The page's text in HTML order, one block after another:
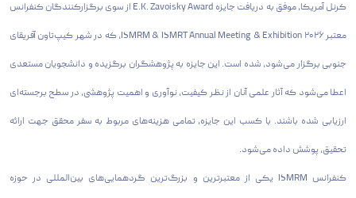
کرنل آمریکا، موفق به دریافت جایزه E.K. Zavoisky Award از سوی برگزارکنندگان کنفرانس
معتبر 2026 ISMRM & ISMRT Annual Meeting & Exhibition، که در شهر کیپ‌تاون آفریقای
جنوبی برگزار می‌شود، شده است. این جایزه به پژوهشگران برگزیده و دانشجویان مستعدی
اعطا می‌شود که آثار علمی آنان از نظر کیفیت، نوآوری و اهمیت پژوهشی، در سطح برجسته‌ای
ارزیابی شده باشند. با کسب این جایزه، تمامی هزینه‌های مربوط به سفر محقق جهت ارائه
تحقیق، پوشش داده می‌شود.
کنفرانس ISMRM یکی از معتبرترین و بزرگ‌ترین گردهمایی‌های بین‌المللی در حوزه